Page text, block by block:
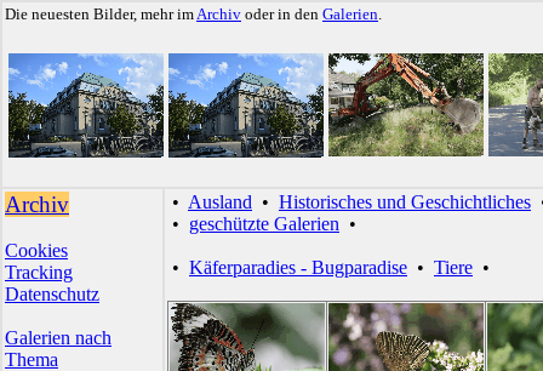
Die neuesten Bilder, mehr imArchiv oder in den Galerien.
Archiv
Cookies
Tracking
Datenschutz
Galerien nach
Thema
• Ausland • Historisches und Geschichtliches
• geschützte Galerien •
• Käferparadies - Bugparadise • Tiere •